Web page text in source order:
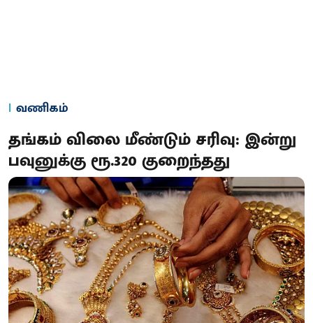
வணிகம்
தங்கம் விலை மீண்டும் சரிவு: இன்று
பவுனுக்கு ரூ.320 குறைந்தது